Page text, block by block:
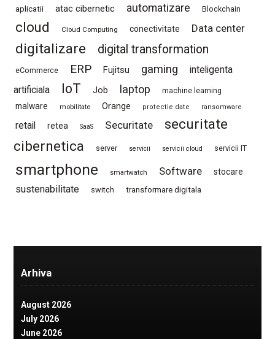
aplicatii atac cibernetic automatizare Blockchain
cloud Cloud Computing conectivitate Data center
digitalizare digital transformation
eCommerce ERP Fujitsu gaming
inteligenta
artificiala
IoT Job laptop machine learning
malware mobilitate Orange protectie date ransomware
retail retea SaaS Securitate
securitate
cibernetica
server servicii servicii cloud servicii IT
smartphone smartwatch Software stocare
sustenabilitate switch transformare digitala
Arhiva
August 2026
July 2026
June 2026